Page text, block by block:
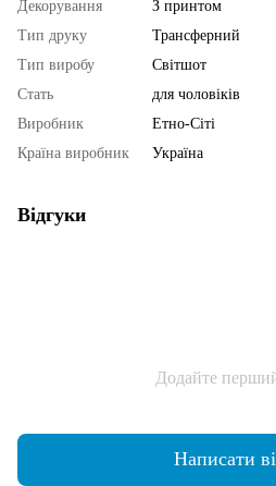
Декорування
З принтом
Тип друку
Трансферний
Тип виробу
Світшот
Стать
для чоловіків
Виробник
Етно-Сіті
Країна виробник
Україна
Відгуки
Додайте
Написати